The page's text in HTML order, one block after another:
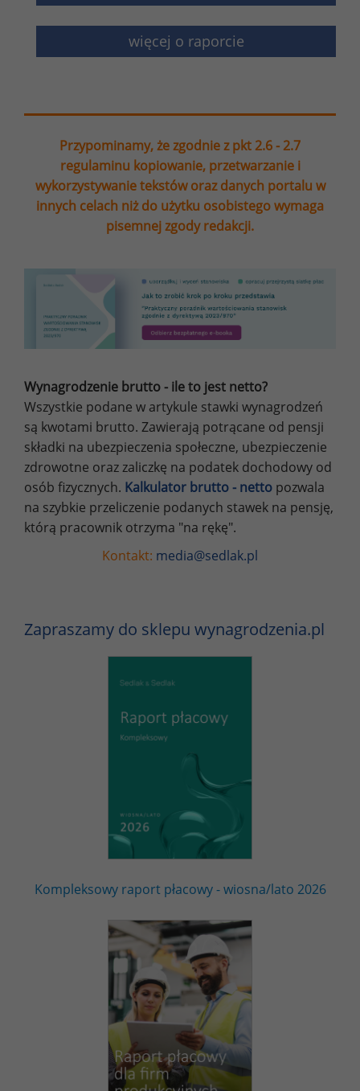
więcej o raporcie
Przypominamy, że zgodnie z pkt 2.6 - 2.7
regulaminu kopiowanie, przetwarzanie i
wykorzystywanie tekstów oraz danych portalu w
innych celach niż do użytku osobistego wymaga
pisemnej zgody redakcji.
Wynagrodzenie brutto - ile to jest netto?
Wszystkie podane w artykule stawki wynagrodzeń
są kwotami brutto. Zawierają potrącane od pensji
składki na ubezpieczenia społeczne, ubezpieczenie
zdrowotne oraz zaliczkę na podatek dochodowy od
osób fizycznych. Kalkulator brutto - netto pozwala
na szybkie przeliczenie podanych stawek na pensję,
którą pracownik otrzyma "na rękę".
Kontakt: media@sedlak.pl
Zapraszamy do sklepu wynagrodzenia.pl
Kompleksowy raport płacowy - wiosna/lato 2026